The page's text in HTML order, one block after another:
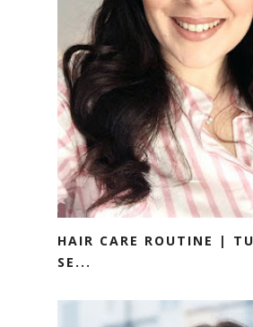
HAIR CARE ROUTINE |
SE...